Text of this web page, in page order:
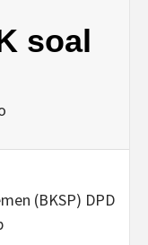
soal
(BKSP) DPD